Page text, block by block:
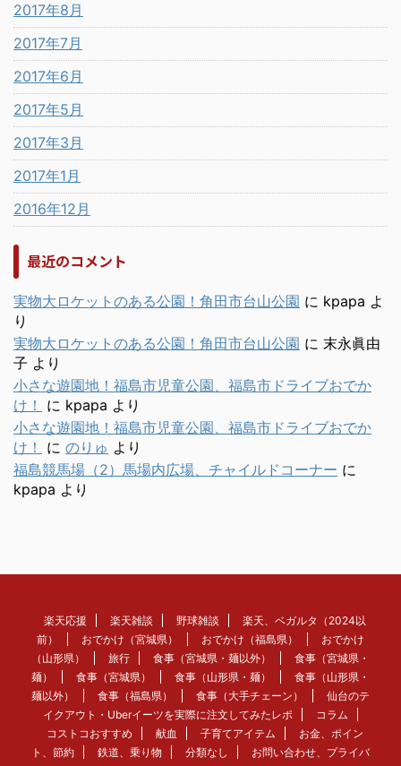
2017年8月
2017年7月
2017年6月
2017年5月
2017年3月
2017年1月
2016年12月
最近のコメント
実物大ロケットのある公園！角田市台山公園 に kpapa よ
り
実物大ロケットのある公園！角田市台山公園 に 末永眞由
子 より
小さな遊園地！福島市児童公園、福島市ドライブおでか
け！
に kpapa より
小さな遊園地！福島市児童公園、福島市ドライブおでか
け！
に のりゅ より
福島競馬場（2）馬場内広場、チャイルドコーナー に
kpapa より
楽天応援 楽天雑談 野球雑談
楽天、ベガルタ（2024以
前）
おでかけ（宮城県） おでかけ（福島県）
おでかけ
（山形県）
旅行 食事（宮城県・麺以外）
食事（宮城県・
麺）
食事（宮城県） 食事（山形県・麺）
食事（山形県・
麺以外）
食事（福島県） 食事（大手チェーン）
仙台のテ
イクアウト・Uberイーツを実際に注文してみたレポ
コラム
コストコおすすめ
献血 子育てアイテム
お金、ポイン
ト、節約
鉄道、乗り物 分類なし
お問い合わせ、プライバ